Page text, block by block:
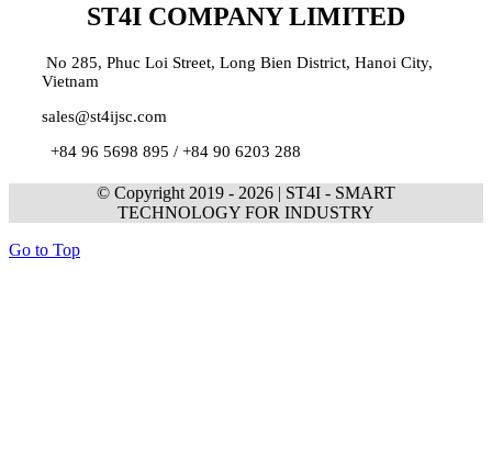
ST4I COMPANY LIMITED
No 285, Phuc Loi Street, Long Bien District, Hanoi City,
Vietnam
sales@st4ijsc.com
+84 96 5698 895 / +84 90 6203 288
© Copyright 2019 - 2026 | ST4I - SMART
TECHNOLOGY FOR INDUSTRY
Go to Top